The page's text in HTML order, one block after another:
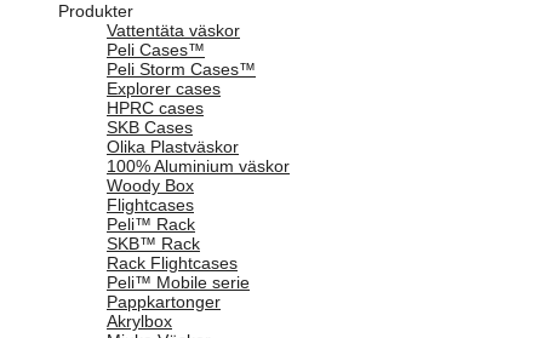
Produkter
Vattentäta väskor
Peli Cases™
Peli Storm Cases™
Explorer cases
HPRC cases
SKB Cases
Olika Plastväskor
100% Aluminium väskor
Woody Box
Flightcases
Peli™ Rack
SKB™ Rack
Rack Flightcases
Peli™ Mobile serie
Pappkartonger
Akrylbox